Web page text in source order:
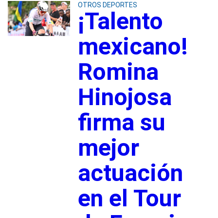
OTROS DEPORTES
¡Talento
mexicano!
Romina
Hinojosa
firma su
mejor
actuación
en el Tour